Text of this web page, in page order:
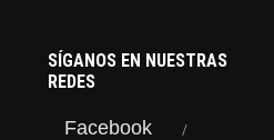
SÍGANOS EN NUESTRAS
REDES
Facebook